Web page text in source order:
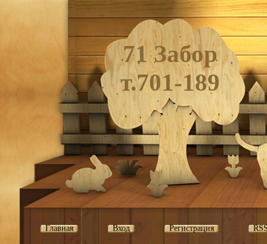
71 Забор
т.701-189
Главная Вход Регистрация